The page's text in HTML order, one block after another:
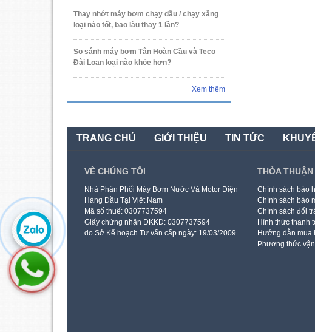
Thay nhớt máy bơm chạy dầu / chạy xăng
loại nào tốt, bao lâu thay 1 lần?
So sánh máy bơm Tân Hoàn Cầu và Teco
Đài Loan loại nào khỏe hơn?
Xem thêm
TRANG CHỦ GIỚI THIỆU TIN TỨC
VỀ CHÚNG TÔI
Nhà Phân Phối Máy Bơm Nước Và Motor Điện
Hàng Đầu Tại Việt Nam
Mã số thuế: 0307737594
Giấy chứng nhận ĐKKD: 0307737594
do Sở Kế hoạch Tư vấn cấp ngày: 19/03/2009
THỎA
Chính sách bảo
Chính sách bảo
Chính sách đổi
Hình thức thanh
Hướng dẫn mua
Phương thức